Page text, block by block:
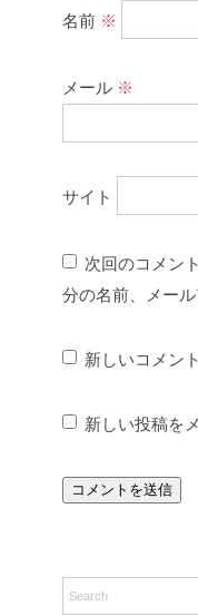
名前 ※
メール ※
サイト
次回のコメン
分の名前、メー
新しいコメン
新しい投稿を